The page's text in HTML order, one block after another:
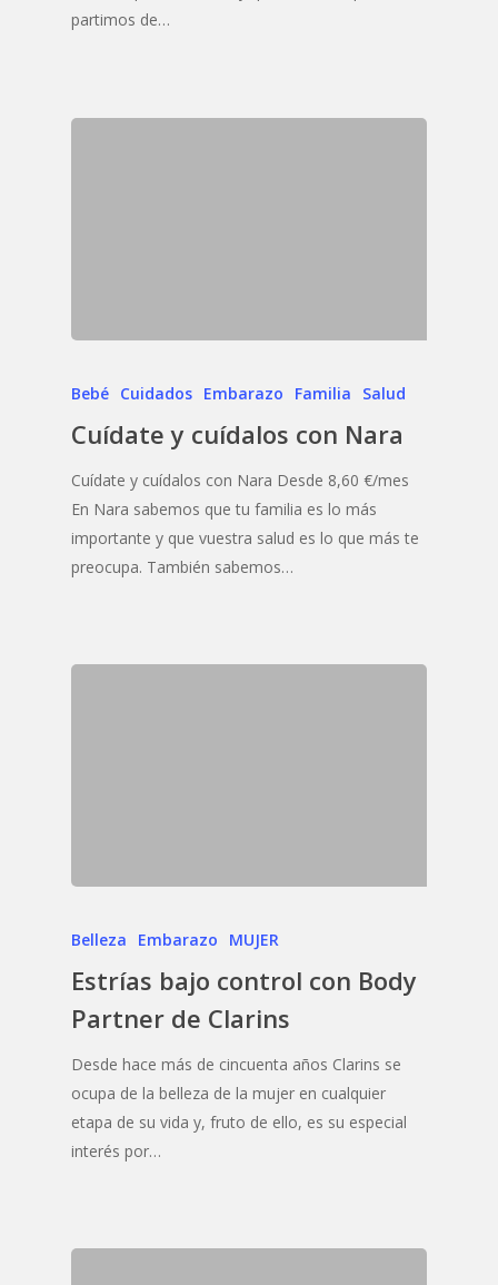
partimos de…
Bebé Cuidados Embarazo Familia Salud
Cuídate y cuídalos con Nara
Cuídate y cuídalos con Nara Desde 8,60 €/mes
En Nara sabemos que tu familia es lo más
importante y que vuestra salud es lo que más te
preocupa. También sabemos…
Belleza Embarazo MUJER
Estrías bajo control con Body
Partner de Clarins
Desde hace más de cincuenta años Clarins se
ocupa de la belleza de la mujer en cualquier
etapa de su vida y, fruto de ello, es su especial
interés por…